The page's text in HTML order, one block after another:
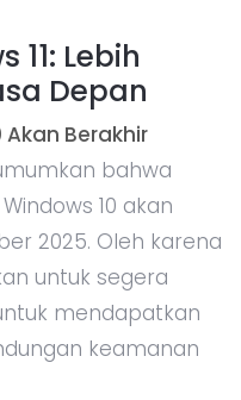
11: Lebih
Depan
Akan Berakhir
bahwa
10 akan
2025. Oleh karena
untuk segera
mendapatkan
keamanan